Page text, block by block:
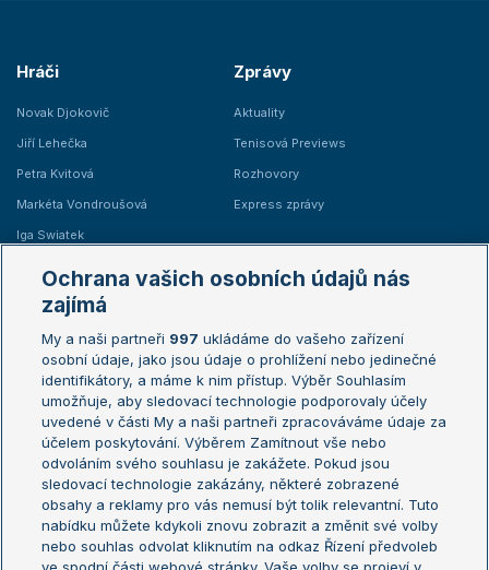
Hráči
Novak Djokovič
Jiří Lehečka
Petra Kvitová
Markéta Vondroušová
Iga Swiatek
Zprávy
Aktuality
Tenisová Previews
Rozhovory
Express zprávy
Žebříčky
Žebříček ATP (muži)
Žebříček WTA (ženy)
Sázkařský žebříček
Australian Open
French Open
Wimbledon
US Open
Turnaj mistrů
Turnaj mistryň
Aktualní trendy
Fotbalové přestupy
Ochrana vašich osobních údajů nás
zajímá
My a naši partneři 997 ukládáme do vašeho zařízení
osobní údaje, jako jsou údaje o prohlížení nebo jedinečné
identifikátory, a máme k nim přístup. Výběr Souhlasím
umožňuje, aby sledovací technologie podporovaly účely
uvedené v části My a naši partneři zpracováváme údaje za
účelem poskytování. Výběrem Zamítnout vše nebo
odvoláním svého souhlasu je zakážete. Pokud jsou
sledovací technologie zakázány, některé zobrazené
obsahy a reklamy pro vás nemusí být tolik relevantní. Tuto
nabídku můžete kdykoli znovu zobrazit a změnit své volby
nebo souhlas odvolat kliknutím na odkaz Řízení předvoleb